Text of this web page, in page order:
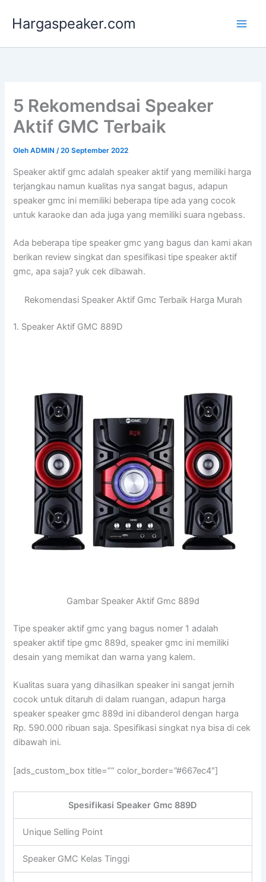
Hargaspeaker.com
5 Rekomendsai Speaker
Aktif GMC Terbaik
OlehADMIN/20 September 2022
Speaker aktif gmc adalah speaker aktif yang memiliki harga
terjangkau namun kualitas nya sangat bagus, adapun
speaker gmc ini memiliki beberapa tipe ada yang cocok
untuk karaoke dan ada juga yang memiliki suara ngebass.
Ada beberapa tipe speaker gmc yang bagus dan kami akan
berikan review singkat dan spesifikasi tipe speaker aktif
gmc, apa saja? yuk cek dibawah.
Rekomendasi Speaker Aktif Gmc Terbaik Harga Murah
1. Speaker Aktif GMC 889D
Gambar Speaker Aktif Gmc 889d
Tipe speaker aktif gmc yang bagus nomer 1 adalah
speaker aktif tipe gmc 889d, speaker gmc ini memiliki
desain yang memikat dan warna yang kalem.
Kualitas suara yang dihasilkan speaker ini sangat jernih
cocok untuk ditaruh di dalam ruangan, adapun harga
speaker speaker gmc 889d ini dibanderol dengan harga
Rp. 590.000 ribuan saja. Spesifikasi singkat nya bisa di cek
dibawah ini.
[ads_custom_box title=”” color_border=”#667ec4″]
Spesifikasi Speaker Gmc 889D
Unique Selling Point
Speaker GMC Kelas Tinggi